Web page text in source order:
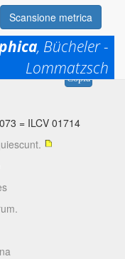
Scansione metrica
, Bücheler -
Lommatzsch
CE|ce|0748 Copia
= ILCV 01714